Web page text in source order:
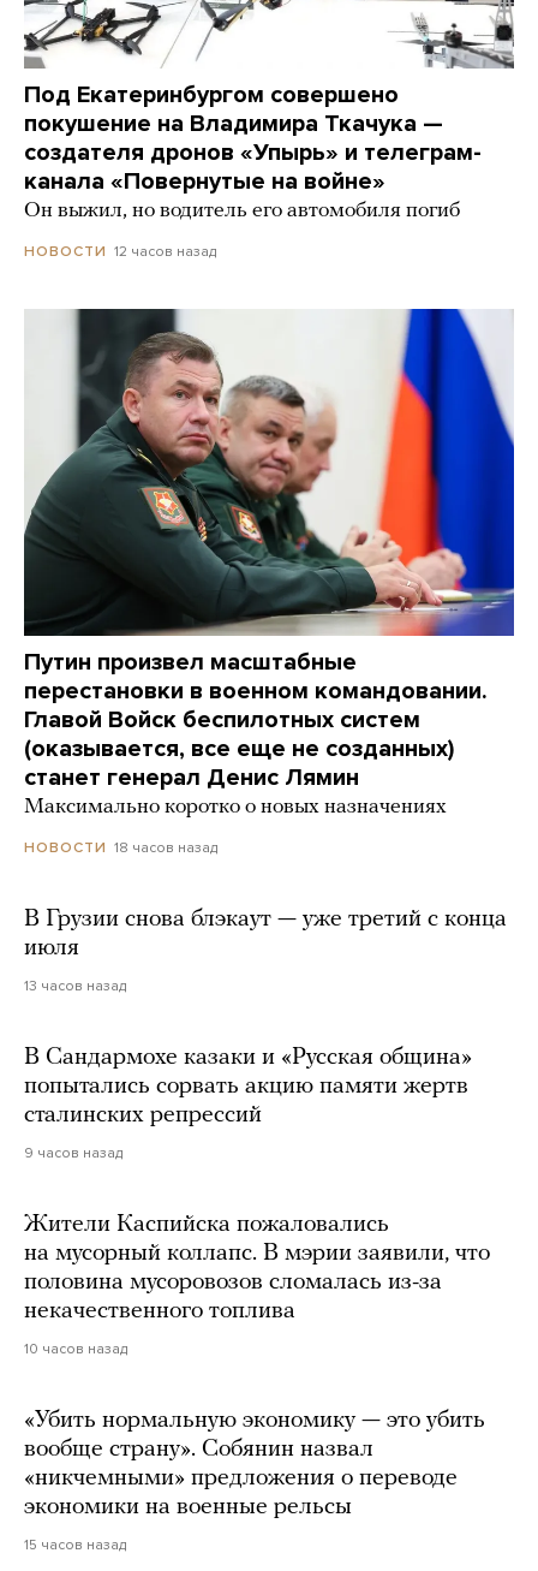
Под Екатеринбургом совершено
покушение на Владимира Ткачука —
создателя дронов «Упырь» и телеграм-
канала «Повернутые на войне»
Он выжил, но водитель его автомобиля погиб
НОВОСТИ 12 часов назад
Путин произвел масштабные
перестановки в военном командовании.
Главой Войск беспилотных систем
(оказывается, все еще не созданных)
станет генерал Денис Лямин
Максимально коротко о новых назначениях
НОВОСТИ 18 часов назад
В Грузии снова блэкаут — уже третий с конца
июля
13 часов назад
В Сандармохе казаки и «Русская община»
попытались сорвать акцию памяти жертв
сталинских репрессий
9 часов назад
Жители Каспийска пожаловались
на мусорный коллапс. В мэрии заявили, что
половина мусоровозов сломалась из-за
некачественного топлива
10 часов назад
«Убить нормальную экономику — это убить
вообще страну». Собянин назвал
«никчемными» предложения о переводе
экономики на военные рельсы
15 часов назад